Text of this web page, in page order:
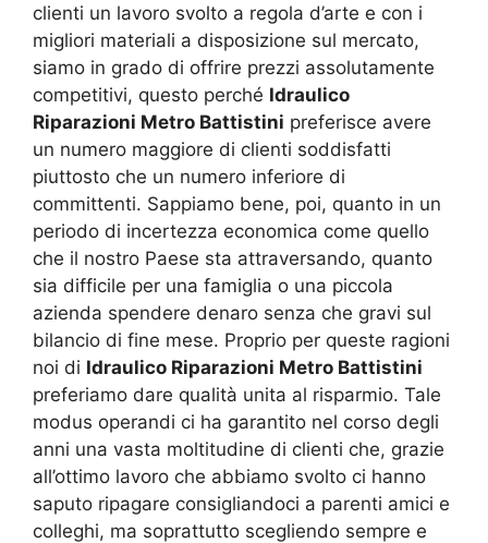
clienti un lavoro svolto a regola d’arte e con i
migliori materiali a disposizione sul mercato,
siamo in grado di offrire prezzi assolutamente
competitivi, questo perché Idraulico
Riparazioni Metro Battistini preferisce avere
un numero maggiore di clienti soddisfatti
piuttosto che un numero inferiore di
committenti. Sappiamo bene, poi, quanto in un
periodo di incertezza economica come quello
che il nostro Paese sta attraversando, quanto
sia difficile per una famiglia o una piccola
azienda spendere denaro senza che gravi sul
bilancio di fine mese. Proprio per queste ragioni
noi di Idraulico Riparazioni Metro Battistini
preferiamo dare qualità unita al risparmio. Tale
modus operandi ci ha garantito nel corso degli
anni una vasta moltitudine di clienti che, grazie
all’ottimo lavoro che abbiamo svolto ci hanno
saputo ripagare consigliandoci a parenti amici e
colleghi, ma soprattutto scegliendo sempre e